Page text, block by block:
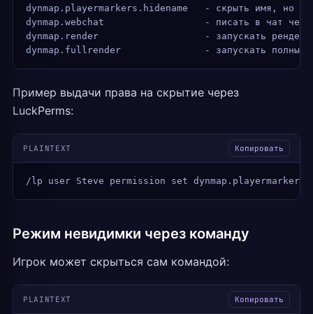
dynmap.playermarkers.hidename   - скрыть имя, но
dynmap.webchat                  - писать в чат через
dynmap.render                   - запускать рендер
dynmap.fullrender               - запускать полный
Пример выдачи права на скрытие через
LuckPerms:
PLAINTEXT Копировать
/lp user Steve permission set
Режим невидимки через команду
Игрок может скрыться сам командой:
PLAINTEXT Копировать